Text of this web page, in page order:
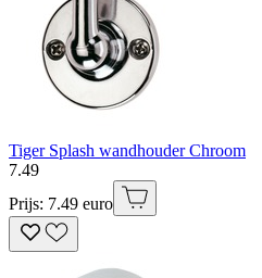
Tiger Splash wandhouder Chroom
7.49
Prijs: 7.49 euro